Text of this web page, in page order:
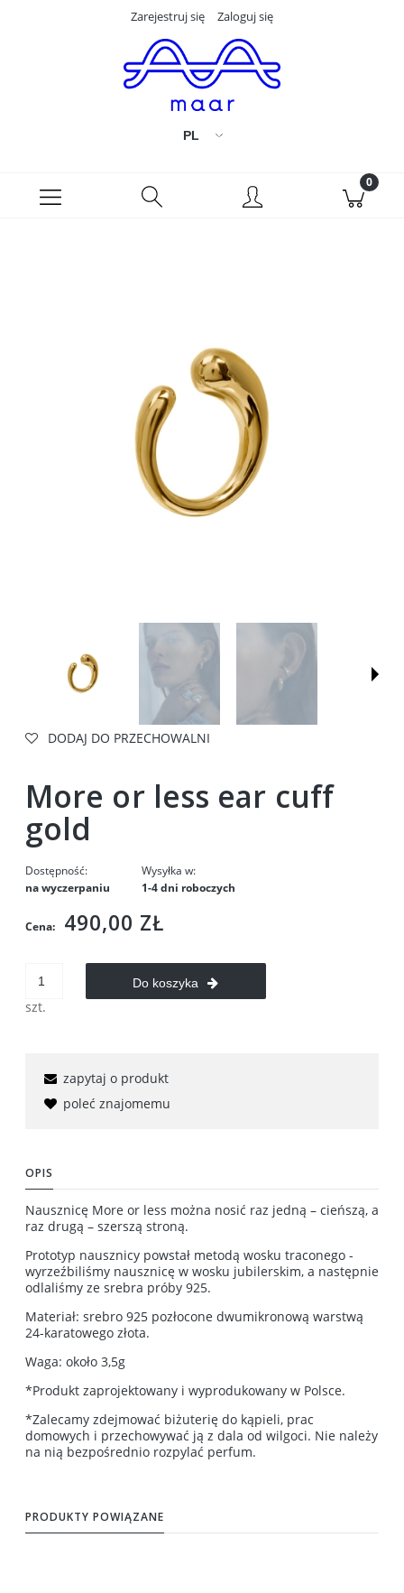
Zarejestruj się Zaloguj się
DODAJ DO PRZECHOWALNI
More or less ear cuff
gold
Dostępność:
na wyczerpaniu
Wysyłka w:
1-4 dni roboczych
Cena: 490,00 ZŁ
szt.
Do koszyka
zapytaj o produkt
poleć znajomemu
OPIS
Nausznicę More or less można nosić raz jedną – cieńszą, a
raz drugą – szerszą stroną.
Prototyp nausznicy powstał metodą wosku traconego -
wyrzeźbiliśmy nausznicę w wosku jubilerskim, a następnie
odlaliśmy ze srebra próby 925.
Materiał: srebro 925 pozłocone dwumikronową warstwą
24-karatowego złota.
Waga: około 3,5g
*Produkt zaprojektowany i wyprodukowany w Polsce.
*Zalecamy zdejmować biżuterię do kąpieli, prac
domowych i przechowywać ją z dala od wilgoci. Nie należy
na nią bezpośrednio rozpylać perfum.
PRODUKTY POWIĄZANE